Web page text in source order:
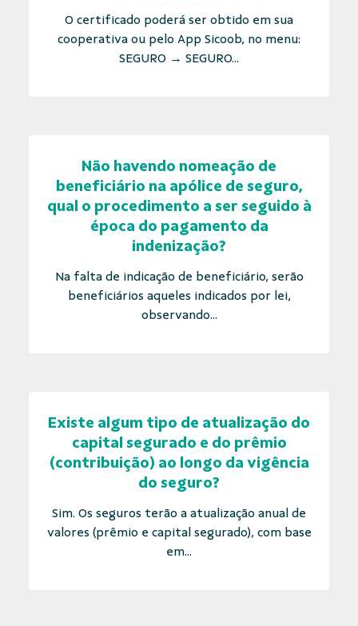
O certificado poderá ser obtido em sua
cooperativa ou pelo App Sicoob, no menu:
SEGURO → SEGURO...
Não havendo nomeação de
beneficiário na apólice de seguro,
qual o procedimento a ser seguido à
época do pagamento da
indenização?
Na falta de indicação de beneficiário, serão
beneficiários aqueles indicados por lei,
observando...
Existe algum tipo de atualização do
capital segurado e do prêmio
(contribuição) ao longo da vigência
do seguro?
Sim. Os seguros terão a atualização anual de
valores (prêmio e capital segurado), com base
em...